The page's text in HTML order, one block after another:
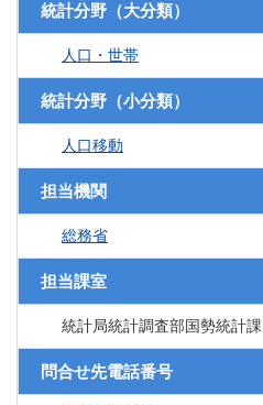
統計分野（大分類）
人口・世帯
統計分野（小分類）
人口移動
担当機関
総務省
担当課室
統計局統計調査部国勢統計課
問合せ先電話番号